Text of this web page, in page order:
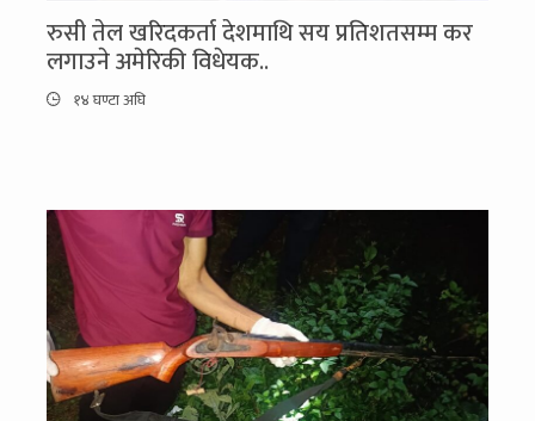
रुसी तेल खरिदकर्ता देशमाथि सय प्रतिशतसम्म कर
लगाउने अमेरिकी विधेयक..
१४ घण्टा अघि